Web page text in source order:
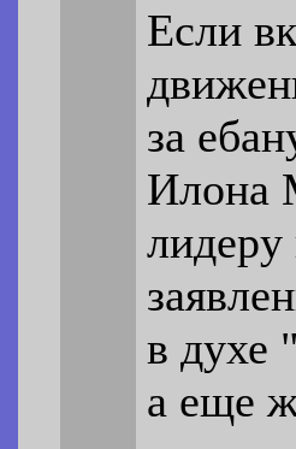
Если
за
Илона
в духе
а еще